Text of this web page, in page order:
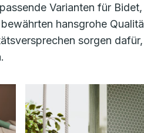
Varianten für
hansgrohe
sorgen